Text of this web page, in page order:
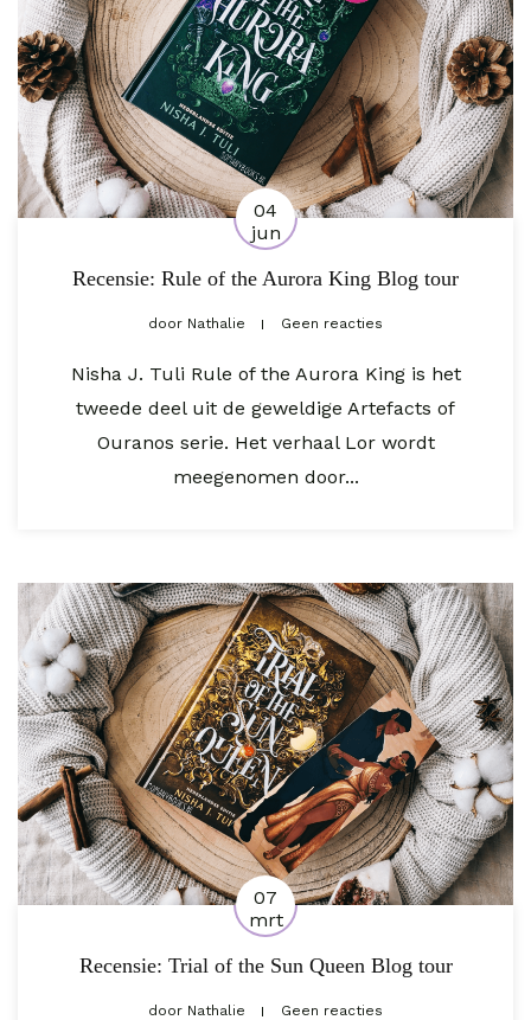
04
jun
Recensie: Rule of the Aurora King Blog tour
door Nathalie Geen reacties
Nisha J. Tuli Rule of the Aurora King is het
tweede deel uit de geweldige Artefacts of
Ouranos serie. Het verhaal Lor wordt
meegenomen door...
07
mrt
Recensie: Trial of the Sun Queen Blog tour
door Nathalie Geen reacties